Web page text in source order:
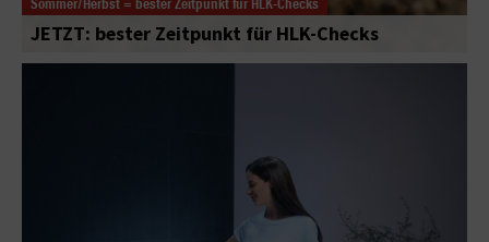
JETZT: bester Zeitpunkt für HLK-Checks